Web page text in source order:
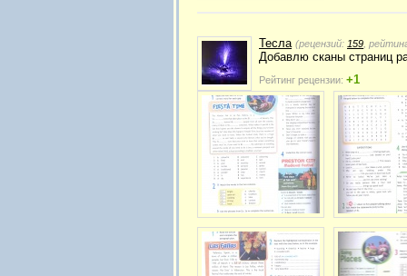
Тесла (рецензий: 159 ,
Добавлю сканы страниц
Рейтинг рецензии: +1